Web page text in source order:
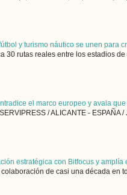
y turismo náutico se unen para
30 rutas reales entre los estadios
el marco europeo y avala
/ ALICANTE -
estratégica con Bitfocus y amplía
de casi una década en